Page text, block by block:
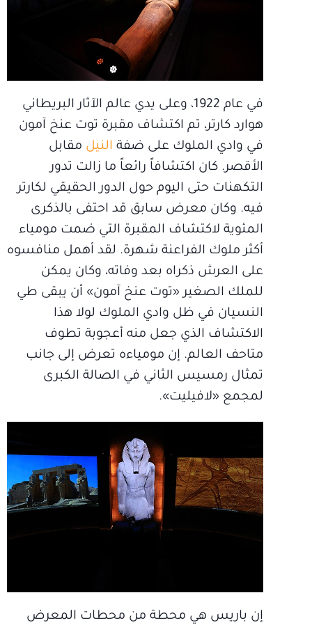
في عام 1922، وعلى يدي عالم الآثار البريطاني
هوارد كارتر، تم اكتشاف مقبرة توت عنخ آمون
في وادي الملوك على ضفة النيل مقابل
الأقصر. كان اكتشافاً رائعاً ما زالت تدور
التكهنات حتى اليوم حول الدور الحقيقي لكارتر
فيه. وكان معرض سابق قد احتفى بالذكرى
المئوية لاكتشاف المقبرة التي ضمت مومياء
أكثر ملوك الفراعنة شهرة. لقد أهمل منافسوه
على العرش ذكراه بعد وفاته، وكان يمكن
للملك الصغير «توت عنخ آمون» أن يبقى طي
النسيان في ظل وادي الملوك لولا هذا
الاكتشاف الذي جعل منه أعجوبة تطوف
متاحف العالم. إن مومياءه تعرض إلى جانب
تمثال رمسيس الثاني في الصالة الكبرى
لمجمع «لافيليت».
إن باريس هي محطة من محطات المعرض